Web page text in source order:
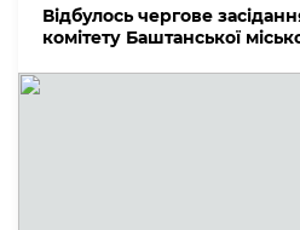
Відбулось чергове
комітету Баштанської